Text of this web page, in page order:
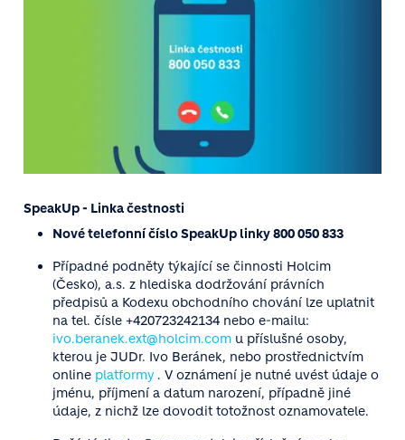
SpeakUp - Linka čestnosti
Nové telefonní číslo SpeakUp linky 800 050 833
Případné podněty týkající se činnosti Holcim
(Česko), a.s. z hlediska dodržování právních
předpisů a Kodexu obchodního chování lze uplatnit
na tel. čísle +420723242134 nebo e-mailu:
ivo.beranek.ext@holcim.comu příslušné osoby,
kterou je JUDr. Ivo Beránek, nebo prostřednictvím
online platformy . V oznámení je nutné uvést údaje o
jménu, příjmení a datum narození, případně jiné
údaje, z nichž lze dovodit totožnost oznamovatele.